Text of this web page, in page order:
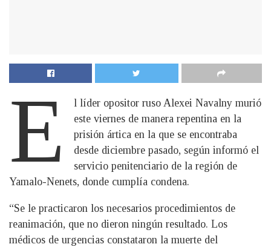
E
l líder opositor ruso Alexei Navalny murió
este viernes de manera repentina en la
prisión ártica en la que se encontraba
desde diciembre pasado, según informó el
servicio penitenciario de la región de
Yamalo-Nenets, donde cumplía condena.
“Se le practicaron los necesarios procedimientos de
reanimación, que no dieron ningún resultado. Los
médicos de urgencias constataron la muerte del